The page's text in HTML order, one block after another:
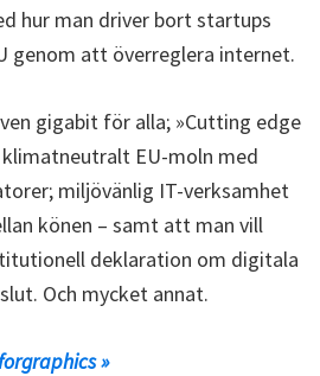
hur man driver bort startups
genom att överreglera internet.
gigabit för alla; »Cutting edge
EU-moln med
miljövänlig IT-verksamhet
könen – samt att man vill
deklaration om digitala
Och mycket annat.
»